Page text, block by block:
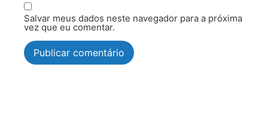
Salvar meus dados neste navegador para a próxima
vez que eu comentar.